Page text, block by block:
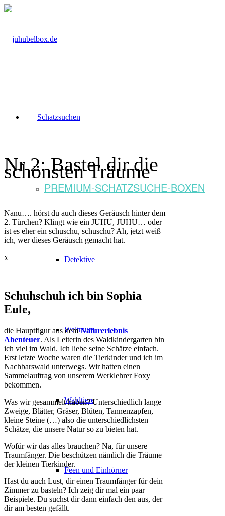
Schatzsuchen
PREMIUM-SCHATZSUCHE-BOXEN
Detektive
Weltraum
Waldtiere
Feen und Einhörner
Nr 2: Bastel dir die
schönsten Träume
Nanu…. hörst du auch dieses Geräusch hinter dem
2. Türchen? Klingt wie ein JUHU, JUHU… oder
ist es eher ein schuschu, schuschu? Ah, jetzt weiß
ich, wer dieses Geräusch gemacht hat.
x
Schuhschuh ich bin Sophia
Eule,
die Hauptfigur aus demNaturerlebnis
Abenteuer. Als Leiterin des Waldkindergarten bin
ich viel im Wald. Ich liebe seine Schätze einfach.
Erst letzte Woche waren die Tierkinder und ich im
Nachbarswald unterwegs. Wir hatten einen
Sammelauftrag von unserem Werklehrer Foxy
bekommen.
Was wir gesammelt haben? Unterschiedlich lange
Zweige, Blätter, Gräser, Blüten, Tannenzapfen,
kleine Steine (…) also die unterschiedlichsten
Schätze, die unsere Natur so zu bieten hat.
Wofür wir das alles brauchen? Na, für unsere
Traumfänger. Die beschützen nämlich die Träume
der kleinen Tierkinder.
Hast du auch Lust, dir einen Traumfänger für dein
Zimmer zu basteln? Ich zeig dir mal ein paar
Beispiele. Du suchst dir dann einfach den aus, der
dir am besten gefällt.